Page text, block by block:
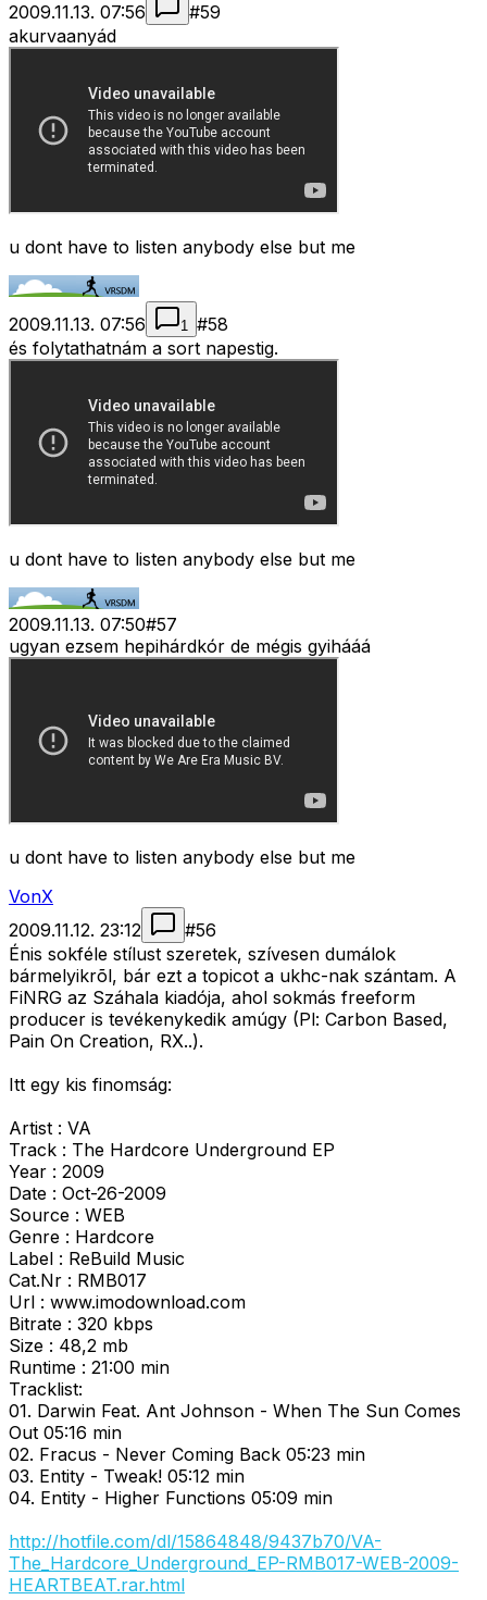
2009.11.13. 07:56 #59
akurvaanyád
u dont have to listen anybody else but me
2009.11.13. 07:56 1 #58
és folytathatnám a sort napestig.
u dont have to listen anybody else but me
2009.11.13. 07:50#57
ugyan ezsem hepihárdkór de mégis gyihááá
u dont have to listen anybody else but me
VonX
2009.11.12. 23:12
#56
Énis sokféle stílust szeretek, szívesen dumálok
bármelyikrõl, bár ezt a topicot a ukhc-nak szántam. A
FiNRG az Száhala kiadója, ahol sokmás freeform
producer is tevékenykedik amúgy (Pl: Carbon Based,
Pain On Creation, RX..).
Itt egy kis finomság:
Artist : VA
Track : The Hardcore Underground EP
Year : 2009
Date : Oct-26-2009
Source : WEB
Genre : Hardcore
Label : ReBuild Music
Cat.Nr : RMB017
Url : www.imodownload.com
Bitrate : 320 kbps
Size : 48,2 mb
Runtime : 21:00 min
Tracklist:
01. Darwin Feat. Ant Johnson - When The Sun Comes
Out 05:16 min
02. Fracus - Never Coming Back 05:23 min
03. Entity - Tweak! 05:12 min
04. Entity - Higher Functions 05:09 min
http://hotfile.com/dl/15864848/9437b70/VA-
The_Hardcore_Underground_EP-RMB017-WEB-2009-
HEARTBEAT.rar.html